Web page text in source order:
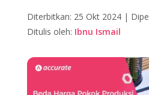
Diterbitkan: 25 Okt 2024 |
Ditulis oleh: Ibnu Ismail